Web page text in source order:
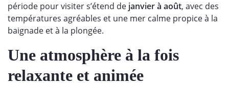
période pour visiter s’étend de janvier à août, avec des
températures agréables et une mer calme propice à la
baignade et à la plongée.
Une atmosphère à la fois
relaxante et animée